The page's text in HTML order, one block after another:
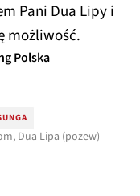
Pani Dua Lipy i
możliwość.
Polska
Dua Lipa (pozew)